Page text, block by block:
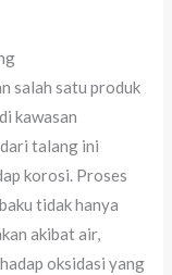
salah satu produk
kawasan
talang ini
korosi. Proses
tidak hanya
akibat air,
oksidasi yang